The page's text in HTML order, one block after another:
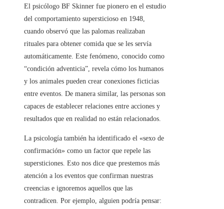
El psicólogo BF Skinner fue pionero en el estudio
del comportamiento supersticioso en 1948,
cuando observó que las palomas realizaban
rituales para obtener comida que se les servía
automáticamente. Este fenómeno, conocido como
“condición adventicia”, revela cómo los humanos
y los animales pueden crear conexiones ficticias
entre eventos. De manera similar, las personas son
capaces de establecer relaciones entre acciones y
resultados que en realidad no están relacionados.
La psicología también ha identificado el «sexo de
confirmación» como un factor que repele las
supersticiones. Esto nos dice que prestemos más
atención a los eventos que confirman nuestras
creencias e ignoremos aquellos que las
contradicen. Por ejemplo, alguien podría pensar: